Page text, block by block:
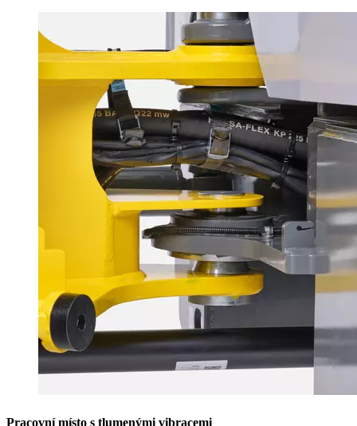
Pracovní místo s tlumenými vibracemi